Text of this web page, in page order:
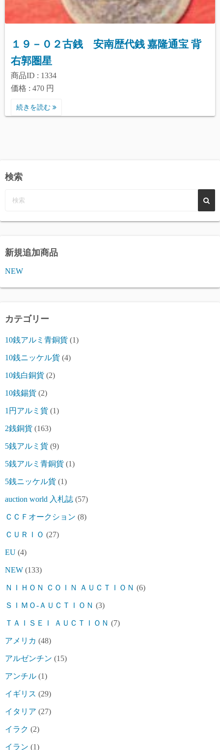
１９－０２古銭 安南歴代銭 嘉隆通宝 背
右郭圏星
商品ID : 1334
価格 : 470 円
続きを読む
検索
新規追加商品
NEW
カテゴリー
10銭アルミ青銅貨 (1)
10銭ニッケル貨 (4)
10銭白銅貨 (2)
10銭錫貨 (2)
1円アルミ貨 (1)
2銭銅貨 (163)
5銭アルミ貨 (9)
5銭アルミ青銅貨 (1)
5銭ニッケル貨 (1)
auction world 入札誌 (57)
ＣＣＦオークション (8)
ＣＵＲＩＯ (27)
EU (4)
NEW (133)
ＮＩＨＯＮ ＣＯＩＮ ＡＵＣＴＩＯＮ (6)
ＳＩＭＯ-ＡＵＣＴＩＯＮ (3)
ＴＡＩＳＥＩ ＡＵＣＴＩＯＮ (7)
アメリカ (48)
アルゼンチン (15)
アンチル (1)
イギリス (29)
イタリア (27)
イラク (2)
イラン (1)